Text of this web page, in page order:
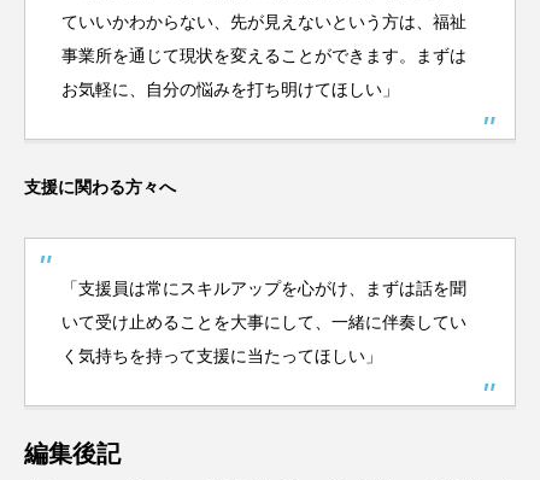
ていいかわからない、先が見えないという方は、福祉
事業所を通じて現状を変えることができます。まずは
お気軽に、自分の悩みを打ち明けてほしい」
支援に関わる方々へ
「支援員は常にスキルアップを心がけ、まずは話を聞
いて受け止めることを大事にして、一緒に伴奏してい
く気持ちを持って支援に当たってほしい」
編集後記